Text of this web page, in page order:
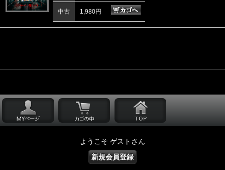
中古 1,980円
ようこそ ゲストさん
新規会員登録